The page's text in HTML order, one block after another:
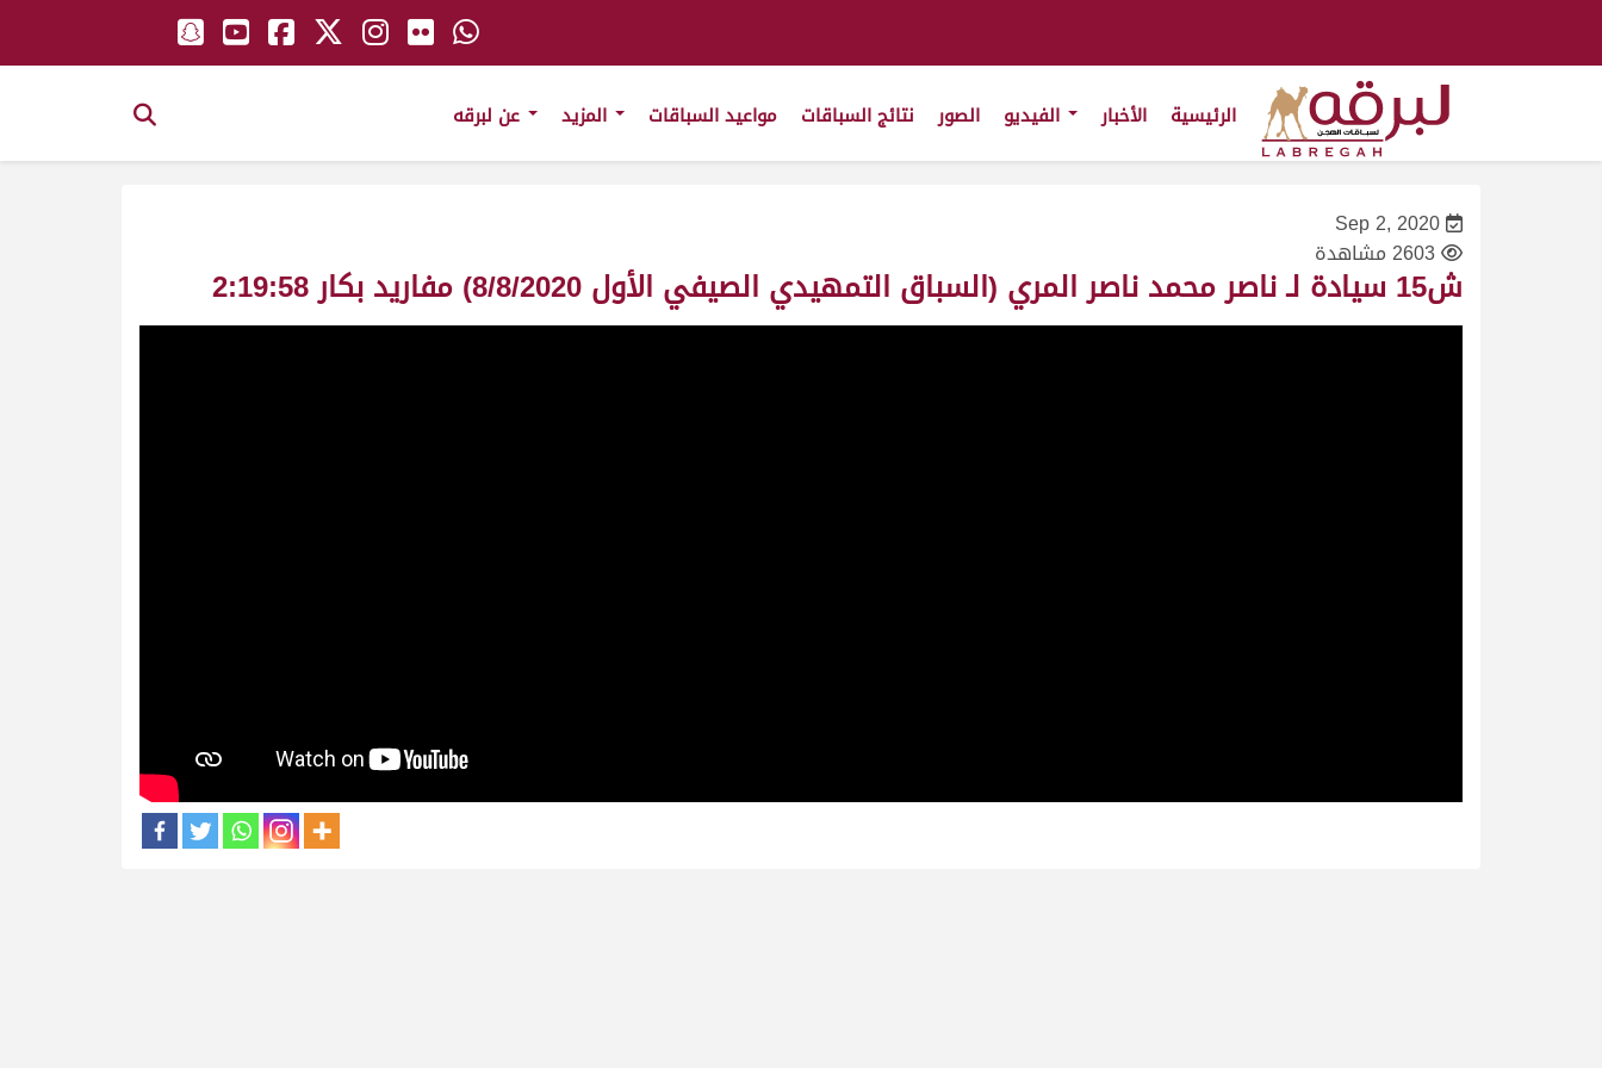
الرئيسية الأخبار الصور نتائج السباقات مواعيد السباقات
Sep 2, 2020
2603 مشاهدة
ش15 سيادة لـ ناصر محمد ناصر المري (السباق التمهيدي الصيفي الأول 8/8/2020) مفاريد بكار 2:19:58